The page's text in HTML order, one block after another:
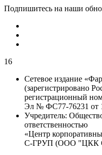
Подпишитесь на наши
16
Сетевое издание
(зарегистрировано
регистрационный
Эл № ФС77-76231 от
Учредитель:
ответственностью
«Центр
С-ГРУП (ООО "ЦКК